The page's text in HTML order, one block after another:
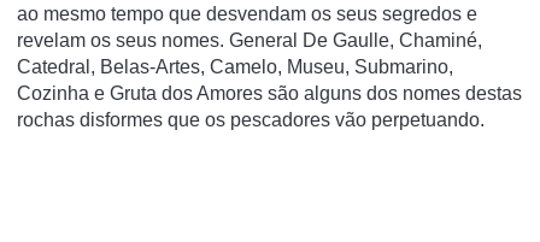
ao mesmo tempo que desvendam os seus segredos e
revelam os seus nomes. General De Gaulle, Chaminé,
Catedral, Belas-Artes, Camelo, Museu, Submarino,
Cozinha e Gruta dos Amores são alguns dos nomes destas
rochas disformes que os pescadores vão perpetuando.